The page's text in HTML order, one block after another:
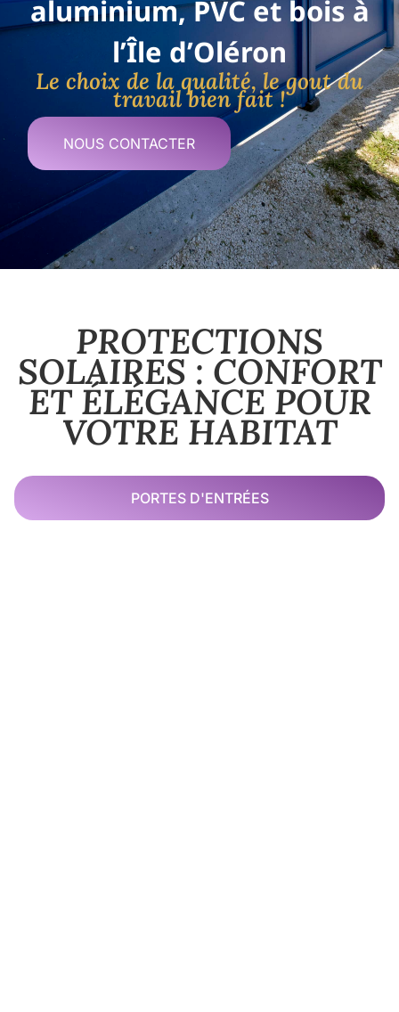
aluminium, PVC et bois à
l’Île d’Oléron
Le choix de la qualité, le gout du
travail bien fait !
NOUS CONTACTER
PROTECTIONS
SOLAIRES : CONFORT
ET ÉLÉGANCE POUR
VOTRE HABITAT
PORTES D'ENTRÉES